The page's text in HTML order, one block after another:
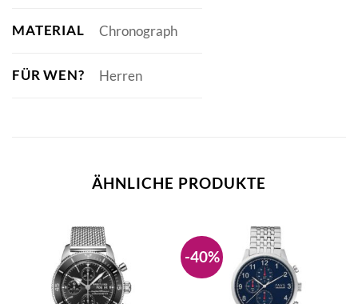
MATERIAL Chronograph
FÜR WEN? Herren
ÄHNLICHE PRODUKTE
-40%